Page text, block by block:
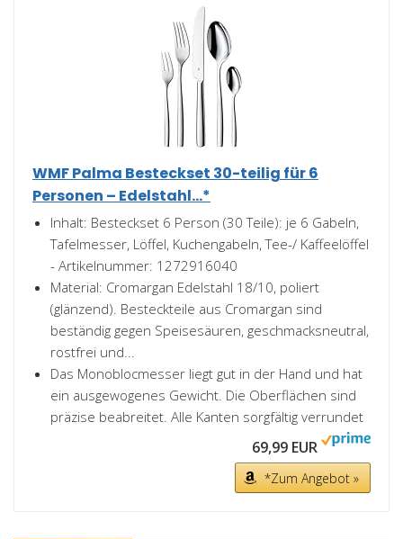
WMF Palma Besteckset 30-teilig für 6
Personen – Edelstahl...*
Inhalt: Besteckset 6 Person (30 Teile): je 6 Gabeln,
Tafelmesser, Löffel, Kuchengabeln, Tee-/ Kaffeelöffel
- Artikelnummer: 1272916040
Material: Cromargan Edelstahl 18/10, poliert
(glänzend). Besteckteile aus Cromargan sind
beständig gegen Speisesäuren, geschmacksneutral,
rostfrei und...
Das Monoblocmesser liegt gut in der Hand und hat
ein ausgewogenes Gewicht. Die Oberflächen sind
präzise beabreitet. Alle Kanten sorgfältig verrundet
69,99 EUR
*Zum Angebot »